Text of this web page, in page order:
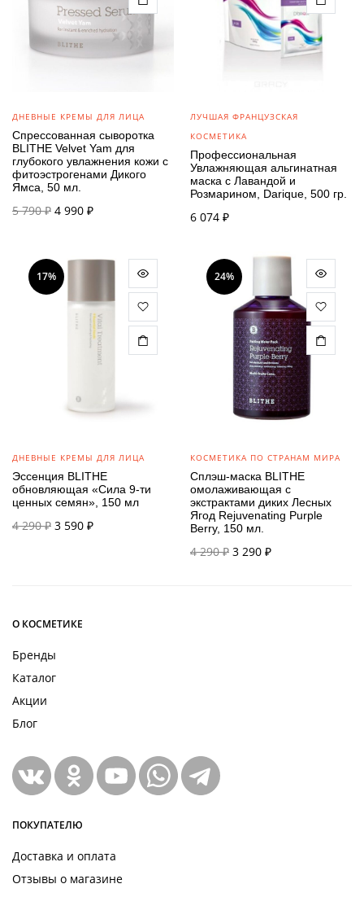
ДНЕВНЫЕ КРЕМЫ ДЛЯ ЛИЦА
Спрессованная сыворотка
BLITHE Velvet Yam для
глубокого увлажнения кожи с
фитоэстрогенами Дикого
Ямса, 50 мл.
5 790₽ Первоначальная
5 790 ₽.
4 990 ₽Текущая
ЛУЧШАЯ ФРАНЦУЗСКАЯ
КОСМЕТИКА
Профессиональная
Увлажняющая альгинатная
маска с Лавандой и
Розмарином, Darique, 500 гр.
6 074 ₽
17%
ДНЕВНЫЕ КРЕМЫ ДЛЯ ЛИЦА
Эссенция BLITHE
обновляющая «Сила 9-ти
ценных семян», 150 мл
4 290₽ Первоначальная
3 590 ₽Текущая
24%
КОСМЕТИКА ПО СТРАНАМ МИРА
Сплэш-маска BLITHE
омолаживающая с
экстрактами диких Лесных
Ягод Rejuvenating Purple
Berry, 150 мл.
4 290₽ Первоначальная
3 290 ₽Текущая
О КОСМЕТИКЕ
Бренды
Каталог
Акции
Блог
ПОКУПАТЕЛЮ
Доставка и оплата
Отзывы о магазине